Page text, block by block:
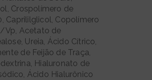
Crospolímero de
Caprililglicol, Copolímero
Vp, Acetato de
Ureia, Ácido Cítrico,
de Feijão de Traça,
Hialuronato de
Ácido Hialurônico